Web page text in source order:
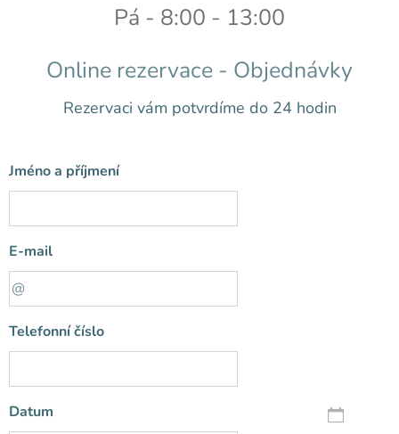
Pá - 8:00 - 13:00
Online rezervace - Objednávky
Rezervaci vám potvrdíme do 24 hodin
Jméno a příjmení
E-mail
Telefonní číslo
Datum